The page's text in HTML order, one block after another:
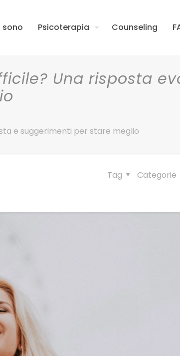
sono Psicoterapia Counseling
Una risposta
e suggerimenti per stare meglio
Categorie
Tag